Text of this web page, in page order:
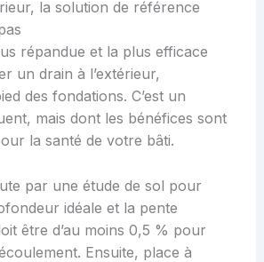
la solution de référence
répandue et la plus efficace
un drain à l’extérieur,
des fondations. C’est un
mais dont les bénéfices sont
la santé de votre bâti.
par une étude de sol pour
idéale et la pente
être d’au moins 0,5 % pour
Ensuite, place à